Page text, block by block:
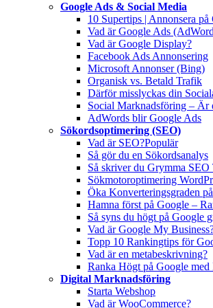
Google Ads & Social Media
10 Supertips | Annonsera
Vad är Google Ads
Vad är Google Display?
Facebook Ads Annonsering
Microsoft Annonser (Bing)
Organisk vs. Betald Trafik
Därför misslyckas din
Social Marknadsföring – Är
AdWords blir Google Ads
Sökordsoptimering (SEO)
Vad är SEO?Populär
Så gör du en Sökordsanalys
Så skriver du Grymma SEO
Sökmotoroptimering
Öka Konverteringsgraden
Hamna först på Google –
Så syns du högt på Google
Vad är Google My
Topp 10 Rankingtips för
Vad är en metabeskrivning?
Ranka Högt på Google
Digital Marknadsföring
Starta Webshop
Vad är WooCommerce?